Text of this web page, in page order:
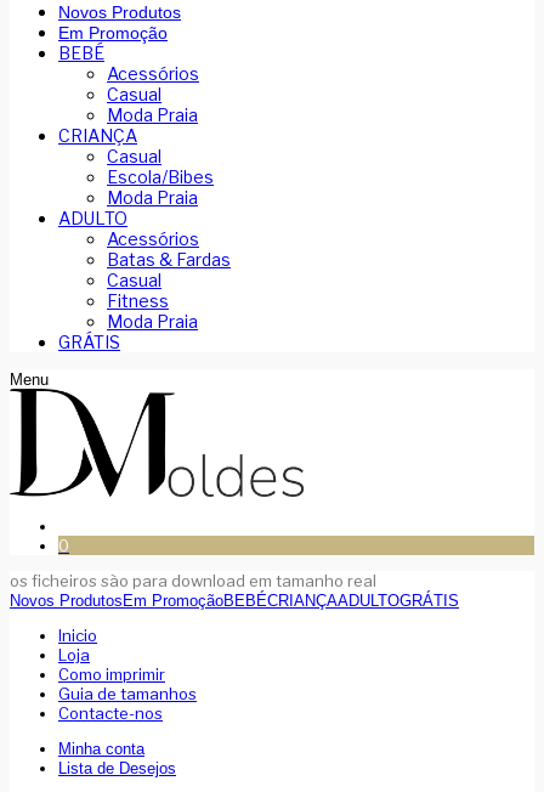
Novos Produtos
Em Promoção
BEBÉ
Acessórios
Casual
Moda Praia
CRIANÇA
Casual
Escola/Bibes
Moda Praia
ADULTO
Acessórios
Batas & Fardas
Casual
Fitness
Moda Praia
GRÁTIS
Menu
0
os ficheiros são para download em tamanho real
Novos Produtos Em PromoçãoBEBÉCRIANÇAADULTOGRÁTIS
Inicio
Loja
Como imprimir
Guia de tamanhos
Contacte-nos
Minha conta
Lista de Desejos